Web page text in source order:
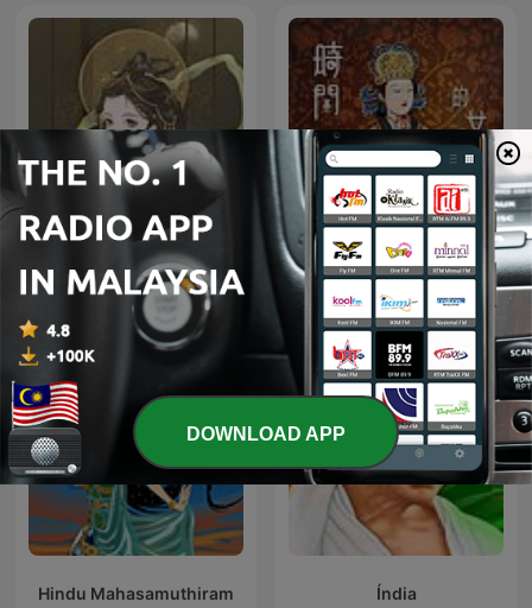
成人情色天堂app 時間的女兒：八卦歷史
Hindu Mahasamuthiram Índia
DOWNLOAD APP